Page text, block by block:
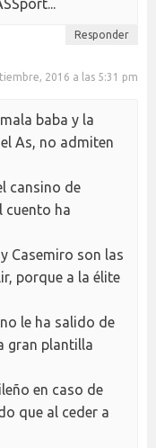
Responder
2016 a las 5:31 pm
baba y la
As, no admiten
cansino de
cuento ha
Casemiro son las
porque a la élite
le ha salido de
gran plantilla
en caso de
que al ceder a